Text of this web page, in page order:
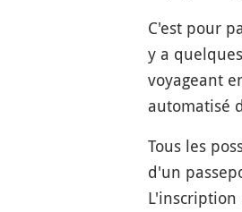
C'est pour
y a
voyageant
automatisé
Tous les
d'un